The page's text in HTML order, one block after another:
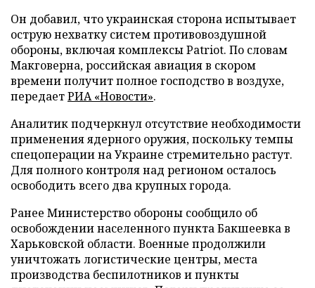
Он добавил, что украинская сторона испытывает
острую нехватку систем противовоздушной
обороны, включая комплексы Patriot. По словам
Макговерна, российская авиация в скором
времени получит полное господство в воздухе,
передаетРИА «Новости».
Аналитик подчеркнул отсутствие необходимости
применения ядерного оружия, поскольку темпы
спецоперации на Украине стремительно растут.
Для полного контроля над регионом осталось
освободить всего два крупных города.
Ранее Министерство обороны сообщило об
освобождении населенного пункта Бакшеевка в
Харьковской области. Военные продолжили
уничтожать логистические центры, места
производства беспилотников и пункты